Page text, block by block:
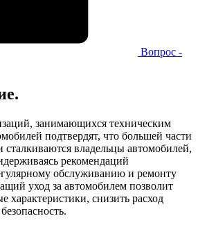
Вопрос -
занимающихся техническим
подтвердят, что большей части
владельцы автомобилей,
рекомендаций
обслуживанию и ремонту
уход за автомобилем позволит
характеристики, снизить расход